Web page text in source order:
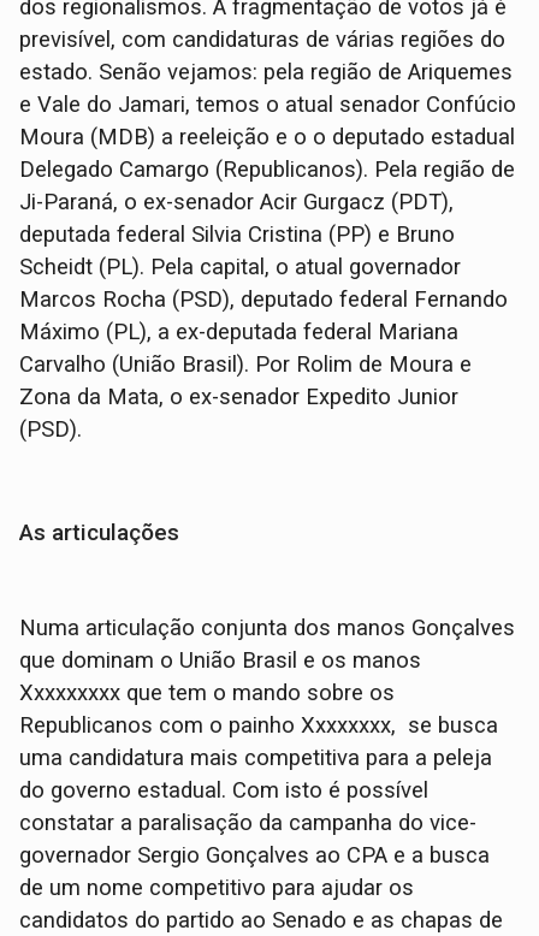
dos regionalismos. A fragmentação de votos já é
previsível, com candidaturas de várias regiões do
estado. Senão vejamos: pela região de Ariquemes
e Vale do Jamari, temos o atual senador Confúcio
Moura (MDB) a reeleição e o o deputado estadual
Delegado Camargo (Republicanos). Pela região de
Ji-Paraná, o ex-senador Acir Gurgacz (PDT),
deputada federal Silvia Cristina (PP) e Bruno
Scheidt (PL). Pela capital, o atual governador
Marcos Rocha (PSD), deputado federal Fernando
Máximo (PL), a ex-deputada federal Mariana
Carvalho (União Brasil). Por Rolim de Moura e
Zona da Mata, o ex-senador Expedito Junior
(PSD).
As articulações
Numa articulação conjunta dos manos Gonçalves
que dominam o União Brasil e os manos
Xxxxxxxxx que tem o mando sobre os
Republicanos com o painho Xxxxxxxx, se busca
uma candidatura mais competitiva para a peleja
do governo estadual. Com isto é possível
constatar a paralisação da campanha do vice-
governador Sergio Gonçalves ao CPA e a busca
de um nome competitivo para ajudar os
candidatos do partido ao Senado e as chapas de